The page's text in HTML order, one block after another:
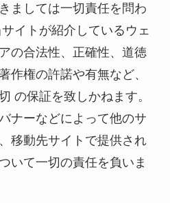
ましては一切責任を問わ
イトが紹介しているウェ
の合法性、正確性、道徳
作権の許諾や有無など、
の保証を致しかねます。
ナーなどによって他のサ
移動先サイトで提供され
いて一切の責任を負いま